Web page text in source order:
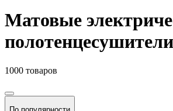
Матовые
полотенцесушители
1000 товаров